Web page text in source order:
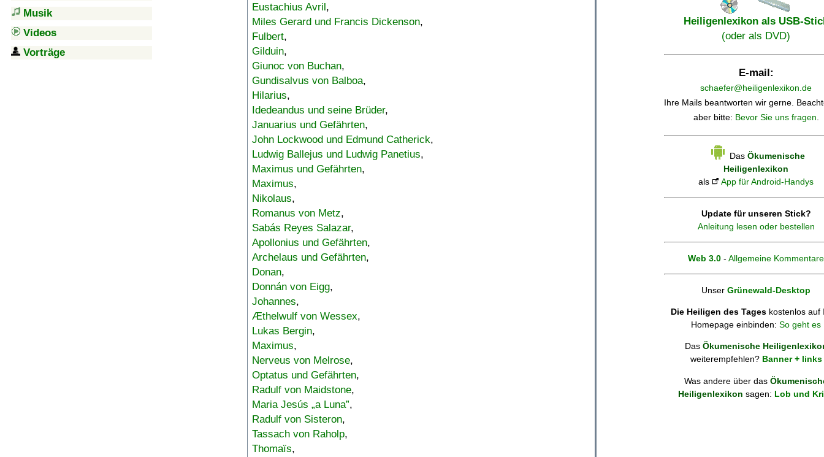
Musik
Videos
Vorträge
Eustachius Avril,
Miles Gerard und Francis Dickenson,
Fulbert,
Gilduin,
Giunoc von Buchan,
Gundisalvus von Balboa,
Hilarius,
Idedeandus und seine Brüder,
Januarius und Gefährten,
John Lockwood und Edmund Catherick,
Ludwig Ballejus und Ludwig Panetius,
Maximus und Gefährten,
Maximus,
Nikolaus,
Romanus von Metz,
Sabás Reyes Salazar,
Apollonius und Gefährten,
Archelaus und Gefährten,
Donan,
Donnán von Eigg,
Johannes,
Æthelwulf von Wessex,
Lukas Bergin,
Maximus,
Nerveus von Melrose,
Optatus und Gefährten,
Radulf von Maidstone,
Maria Jesús „a Luna”,
Radulf von Sisteron,
Tassach von Raholp,
Thomaïs,
Heiligenlexikon als USB-
(oder als DVD)
E-mail:
schaefer@heiligenlexikon.de
Ihre Mails beantworten wir gerne.
aber bitte: Bevor Sie uns fragen.
Das Ökumenische
Heiligenlexikon
als
App für Android-Handys
Update für unseren Stick?
Anleitung lesen oder bestellen
Web 3.0 - Allgemeine Kommentare
Unser Grünewald-Desktop
Die Heiligen des Tages kostenlos auf
Homepage einbinden: So geht es
Das Ökumenische
weiterempfehlen? Banner + links
Was andere über das
Heiligenlexikon sagen: Lob und